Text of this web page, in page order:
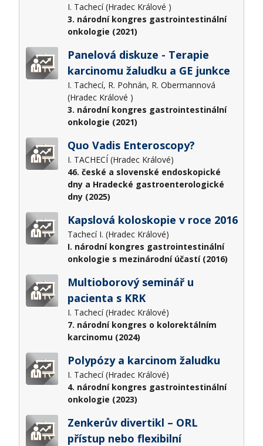
I. Tachecí (Hradec Králové )
3. národní kongres gastrointestinální
onkologie (2021)
Panelová diskuze - Terapie
karcinomu žaludku a GE junkce
I. Tachecí, R. Pohnán, R. Obermannová
(Hradec Králové )
3. národní kongres gastrointestinální
onkologie (2021)
Quo Vadis Enteroscopy?
I. TACHECÍ (Hradec Králové)
46. české a slovenské endoskopické
dny a Hradecké gastroenterologické
dny (2025)
Kapslová koloskopie v roce 2016
Tachecí I. (Hradec Králové)
I. národní kongres gastrointestinální
onkologie s mezinárodní účastí (2016)
Multioborový seminář u
pacienta s KRK
I. Tachecí (Hradec Králové)
7. národní kongres o kolorektálním
karcinomu (2024)
Polypózy a karcinom žaludku
I. Tachecí (Hradec Králové)
4. národní kongres gastrointestinální
onkologie (2023)
Zenkerův divertikl – ORL
přístup nebo flexibilní